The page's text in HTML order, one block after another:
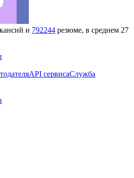
и 792244 резюме, в среднем 27
API сервисаСлужба